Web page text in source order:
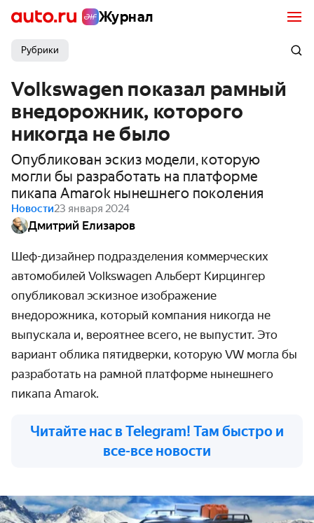
Журнал
Рубрики
Volkswagen показал рамный
внедорожник, которого
никогда не было
Опубликован эскиз модели, которую
могли бы разработать на платформе
пикапа Amarok нынешнего поколения
Новости23 января 2024
Дмитрий Елизаров
Шеф-дизайнер подразделения коммерческих
автомобилей Volkswagen Альберт Кирцингер
опубликовал эскизное изображение
внедорожника, который компания никогда не
выпускала и, вероятнее всего, не выпустит. Это
вариант облика пятидверки, которую VW могла бы
разработать на рамной платформе нынешнего
пикапа Amarok.
Читайте нас в Telegram! Там быстро и
все-все новости